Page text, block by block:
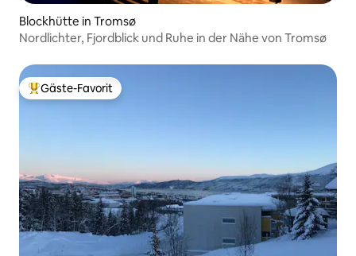
Blockhütte in Tromsø
Nordlichter, Fjordblick und Ruhe in der Nähe von Tromsø
Beliebter Gäste-Favorit.
Gäste-Favorit